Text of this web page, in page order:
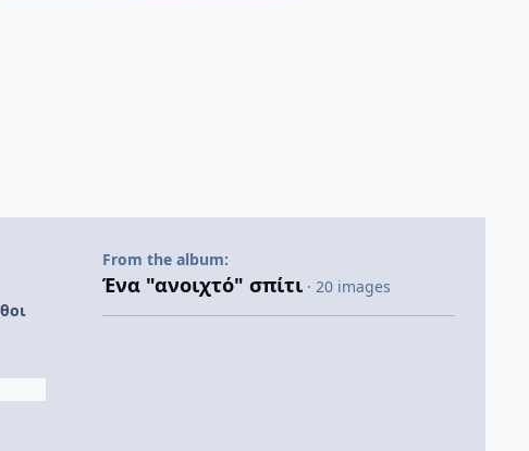
From the album:
Ένα "ανοιχτό" σπίτι · 20 images